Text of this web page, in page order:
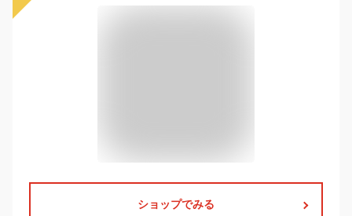
ショップでみる